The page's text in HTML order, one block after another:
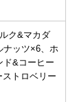
ク&マカダ
ナッツ×6、ホ
ド&コーヒー
トロベリー